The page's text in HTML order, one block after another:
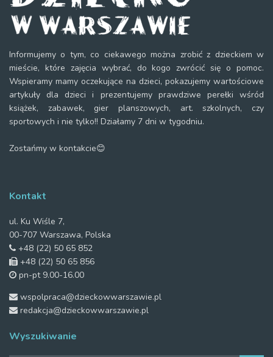
Informujemy o tym, co ciekawego można zrobić z dzieckiem w
mieście, które zajęcia wybrać, do kogo zwrócić się o pomoc.
Wspieramy mamy oczekujące na dzieci, pokazujemy wartościowe
artykuły dla dzieci i prezentujemy prawdziwe perełki wśród
książek, zabawek, gier planszowych, art. szkolnych, czy
sportowych i nie tylko!! Działamy 7 dni w tygodniu.
Zostańmy w kontakcie😊
Kontakt
ul. Ku Wiśle 7,
00-707 Warszawa, Polska
+48 (22) 50 65 852
+48 (22) 50 65 856
pn-pt 9.00-16.00
wspolpraca@dzieckowwarszawie.pl
redakcja@dzieckowwarszawie.pl
Wyszukiwanie